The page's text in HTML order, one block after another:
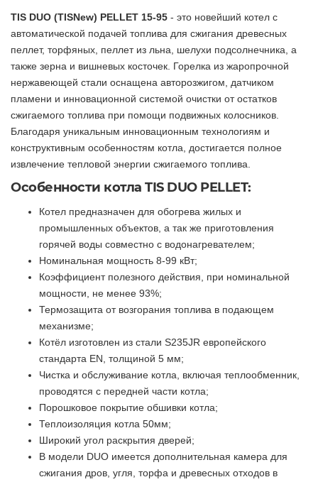
TIS DUO (TISNew) PELLET 15-95 - это новейший котел с
автоматической подачей топлива для сжигания древесных
пеллет, торфяных, пеллет из льна, шелухи подсолнечника, а
также зерна и вишневых косточек. Горелка из жаропрочной
нержавеющей стали оснащена авторозжигом, датчиком
пламени и инновационной системой очистки от остатков
сжигаемого топлива при помощи подвижных колосников.
Благодаря уникальным инновационным технологиям и
конструктивным особенностям котла, достигается полное
извлечение тепловой энергии сжигаемого топлива.
Особенности котла TIS DUO PELLET:
Котел предназначен для обогрева жилых и
промышленных объектов, а так же приготовления
горячей воды совместно с водонагревателем;
Номинальная мощность 8-99 кВт;
Коэффициент полезного действия, при номинальной
мощности, не менее 93%;
Термозащита от возгорания топлива в подающем
механизме;
Котёл изготовлен из стали S235JR европейского
стандарта EN, толщиной 5 мм;
Чистка и обслуживание котла, включая теплообменник,
проводятся с передней части котла;
Порошковое покрытие обшивки котла;
Теплоизоляция котла 50мм;
Широкий угол раскрытия дверей;
В модели DUO имеется дополнительная камера для
сжигания дров, угля, торфа и древесных отходов в